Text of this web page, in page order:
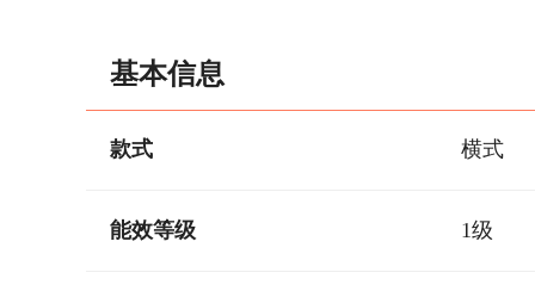
基本信息
款式 横式
能效等级 1级